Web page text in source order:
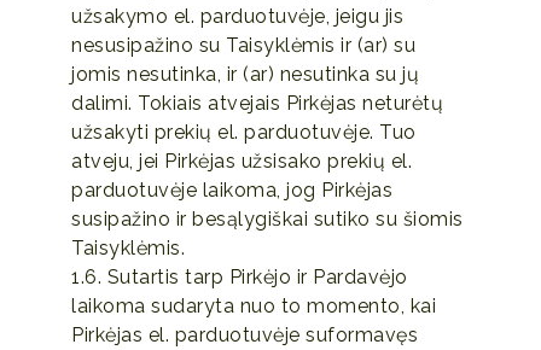
užsakymo el. parduotuvėje, jeigu jis
nesusipažino su Taisyklėmis ir (ar) su
jomis nesutinka, ir (ar) nesutinka su jų
dalimi. Tokiais atvejais Pirkėjas neturėtų
užsakyti prekių el. parduotuvėje. Tuo
atveju, jei Pirkėjas užsisako prekių el.
parduotuvėje laikoma, jog Pirkėjas
susipažino ir besąlygiškai sutiko su šiomis
Taisyklėmis.
1.6. Sutartis tarp Pirkėjo ir Pardavėjo
laikoma sudaryta nuo to momento, kai
Pirkėjas el. parduotuvėje suformavęs